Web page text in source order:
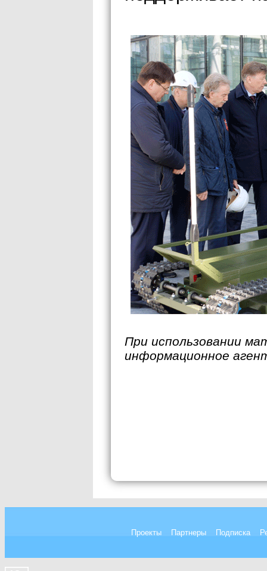
При использовании
информационное
Проекты Партнеры Подписка